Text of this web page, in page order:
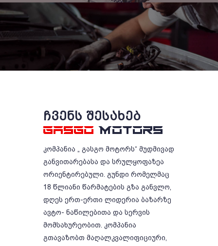
ᲩᲕᲔᲜᲡ ᲨᲔᲡᲐᲮᲔᲑ
GASGO MOTORS
კომპანია „ გასგო მოტორს“ მუდმივად
განვითარებასა და სრულყოფაზეა
ორიენტირებული. გუნდი რომელმაც
18 წლიანი წარმატების გზა განვლო,
დღეს ერთ-ერთი ლიდერია ბაზარზე
ავტო- ნაწილებითა და სერვის
მომსახურეობით. კომპანია
გთავაზობთ მაღალკვალიფიციური,